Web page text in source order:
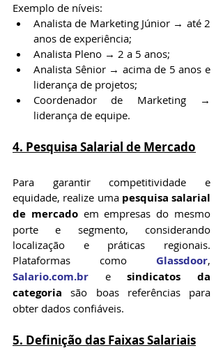
Exemplo de níveis:
Analista de Marketing Júnior → até 2
anos de experiência;
Analista Pleno → 2 a 5 anos;
Analista Sênior → acima de 5 anos e
liderança de projetos;
Coordenador de Marketing →
liderança de equipe.
4. Pesquisa Salarial de Mercado
Para garantir competitividade e
equidade, realize uma pesquisa salarial
de mercado em empresas do mesmo
porte e segmento, considerando
localização e práticas regionais.
Plataformas como Glassdoor
Salario.com.br e sindicatos da
categoria são boas referências para
obter dados confiáveis.
5. Definição das Faixas Salariais